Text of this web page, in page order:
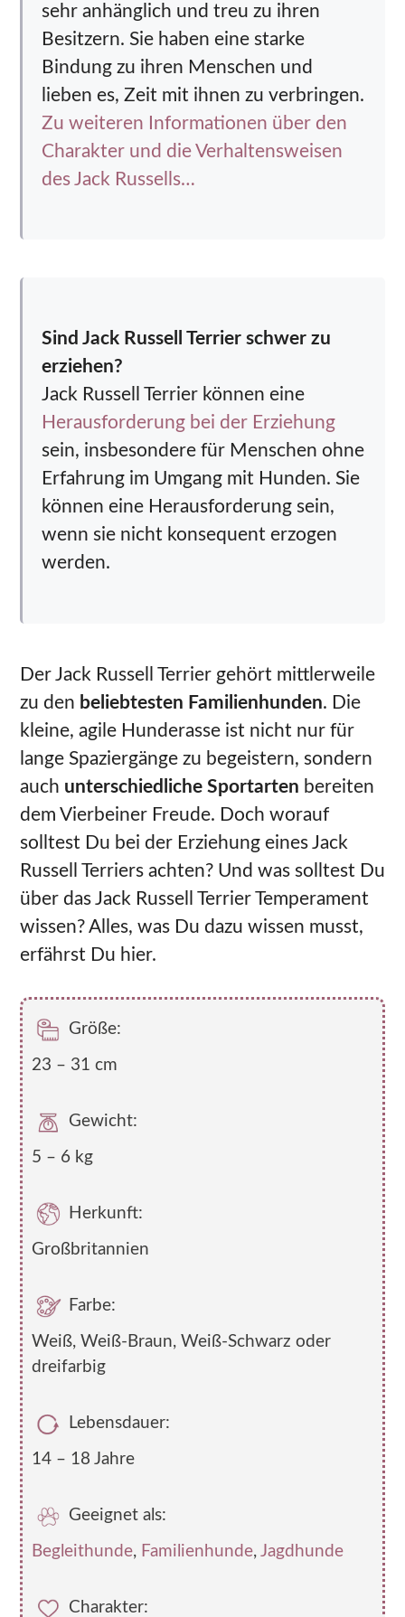
sehr anhänglich und treu zu ihren
Besitzern. Sie haben eine starke
Bindung zu ihren Menschen und
lieben es, Zeit mit ihnen zu verbringen.
Zu weiteren Informationen über den
Charakter und die Verhaltensweisen
des Jack Russells…
Sind Jack Russell Terrier schwer zu
erziehen?
Jack Russell Terrier können eine
Herausforderung bei der Erziehung
sein, insbesondere für Menschen ohne
Erfahrung im Umgang mit Hunden. Sie
können eine Herausforderung sein,
wenn sie nicht konsequent erzogen
werden.
Der Jack Russell Terrier gehört mittlerweile
zu den beliebtesten Familienhunden. Die
kleine, agile Hunderasse ist nicht nur für
lange Spaziergänge zu begeistern, sondern
auch unterschiedliche Sportarten bereiten
dem Vierbeiner Freude. Doch worauf
solltest Du bei der Erziehung eines Jack
Russell Terriers achten? Und was solltest Du
über das Jack Russell Terrier Temperament
wissen? Alles, was Du dazu wissen musst,
erfährst Du hier.
Größe:
23 – 31 cm
Gewicht:
5 – 6 kg
Herkunft:
Großbritannien
Farbe:
Weiß, Weiß-Braun, Weiß-Schwarz oder
dreifarbig
Lebensdauer:
14 – 18 Jahre
Geeignet als:
Begleithunde, Familienhunde, Jagdhunde
Charakter: